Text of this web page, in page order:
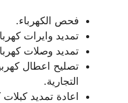
فحص الكهرباء.
تمديد وايرات
تمديد وصلات
تصليح اعطال
التجارية.
اعادة تمديد كبلات